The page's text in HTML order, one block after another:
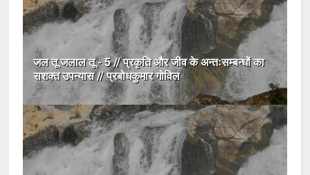
जल तू जलाल तू - 5 // प्रकृति और जीव के अन्तःसम्बन्धों का
सशक्त उपन्यास // प्रबोधकुमार गोविल